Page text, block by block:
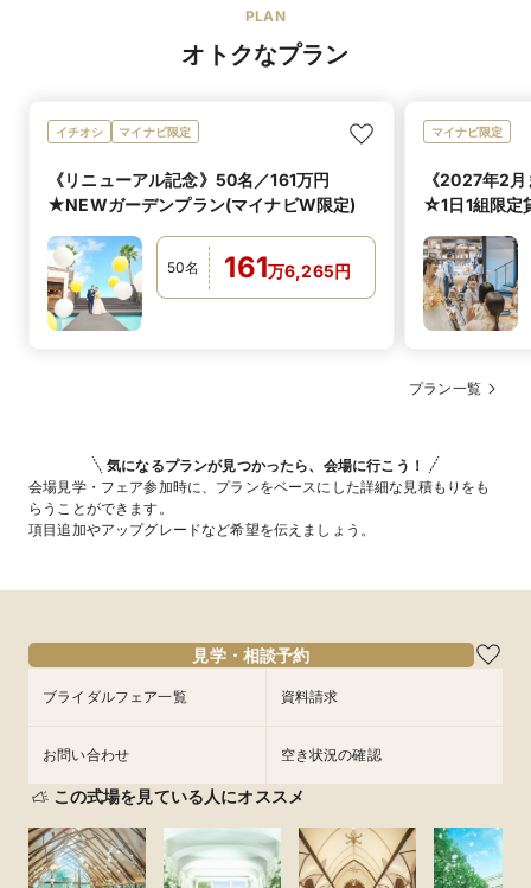
PLAN
オトクなプラン
イチオシ マイナビ限定
《リニューアル記念》50名／161万円
★NEWガーデンプラン(マイナビW限定)
50名 161万6,265円
マイナビ限定
《2027年2
☆1日1組限定
プラン一覧
気になるプランが見つかったら、会場に行こう！
会場見学・フェア参加時に、プランをベースにした詳細な見積もりをも
らうことができます。
項目追加やアップグレードなど希望を伝えましょう。
見学・相談予約
ブライダルフェア一覧 資料請求
お問い合わせ 空き状況の確認
この式場を見ている人にオススメ